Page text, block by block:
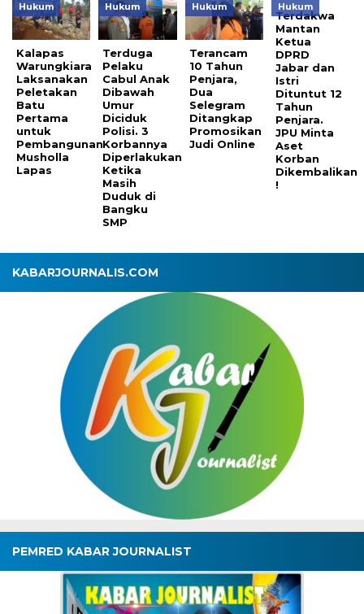
Hukum
Kalapas
Warungkiara
Laksanakan
Peletakan
Batu
Pertama
untuk
Pembangunan
Musholla
Lapas
Hukum
Terduga
Pelaku
Cabul Anak
Dibawah
Umur
Diciduk
Polisi. 3
Korbannya
Diperlakukan
Ketika
Masih
Duduk di
Bangku
SMP
Hukum
Terancam
10 Tahun
Penjara,
Dua
Selegram
Ditangkap
Promosikan
Judi Online
Hukum
Terdakwa
Mantan
Ketua
DPRD
Jabar dan
Istri
Dituntut 12
Tahun
Penjara.
JPU Minta
Aset
Korban
Dikembalikan
!
KABARJOURNALIS.COM
PEMRED KABAR JOURNALIST